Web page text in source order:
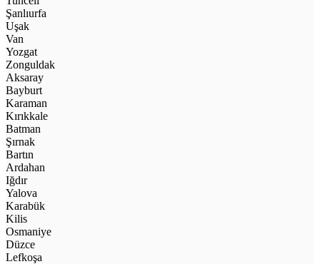
Şanlıurfa
Uşak
Van
Yozgat
Zonguldak
Aksaray
Bayburt
Karaman
Kırıkkale
Batman
Şırnak
Bartın
Ardahan
Iğdır
Yalova
Karabük
Kilis
Osmaniye
Düzce
Lefkoşa